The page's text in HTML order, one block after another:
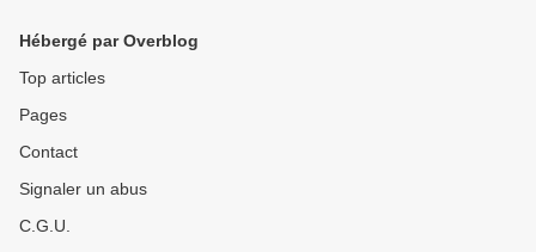
Hébergé par Overblog
Top articles
Pages
Contact
Signaler un abus
C.G.U.